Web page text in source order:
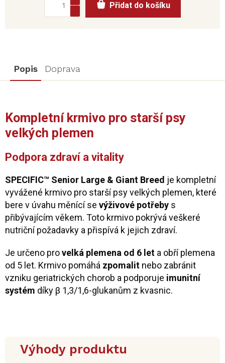
cena:
Přidat do košíku
Popis Doprava
Kompletní krmivo pro starší psy
velkých plemen
Podpora zdraví a vitality
SPECIFIC™ Senior Large & Giant Breed je kompletní
vyvážené krmivo pro starší psy velkých plemen, které
bere v úvahu měnící se výživové potřeby s
přibývajícím věkem. Toto krmivo pokrývá veškeré
nutriční požadavky a přispívá k jejich zdraví.
Je určeno provelká plemena od 6 let a obří plemena
od 5 let. Krmivo pomáhá zpomalit nebo zabránit
vzniku geriatrických chorob a podporuje imunitní
systém díky β 1,3/1,6-glukanům z kvasnic.
Výhody produktu